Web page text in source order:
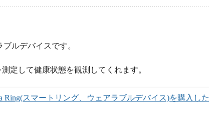
ルデバイスです。
定して健康状態を観測してくれます。
Ring(スマートリング、ウェアラブルデバイス)を購入した